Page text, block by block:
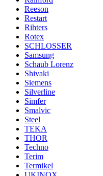
Reeson
Restart
Rihters
Rotex
SCHLOSSER
Samsung
Schaub Lorenz
Shivaki
Siemens
Silverline
Simfer
Smalvic
Steel
TEKA
THOR
Techno
Terim
Termikel